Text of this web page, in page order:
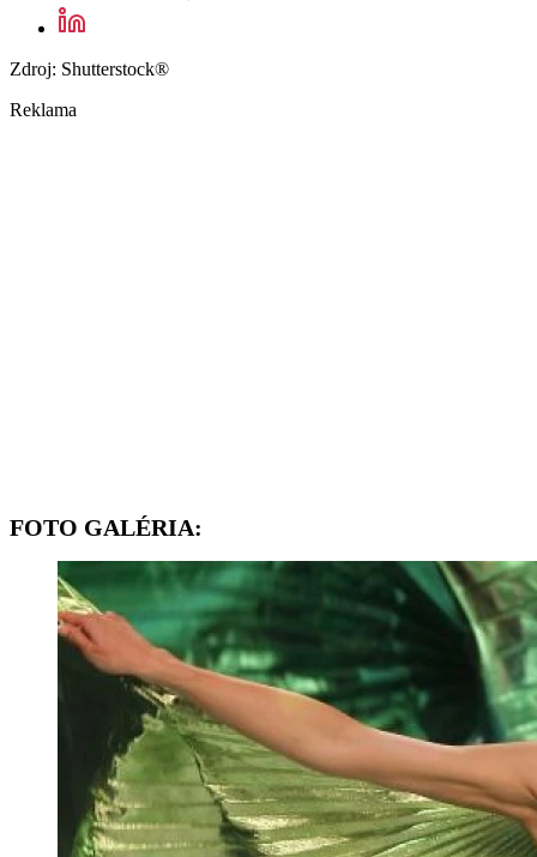
Zdroj: Shutterstock®
Reklama
FOTO GALÉRIA: